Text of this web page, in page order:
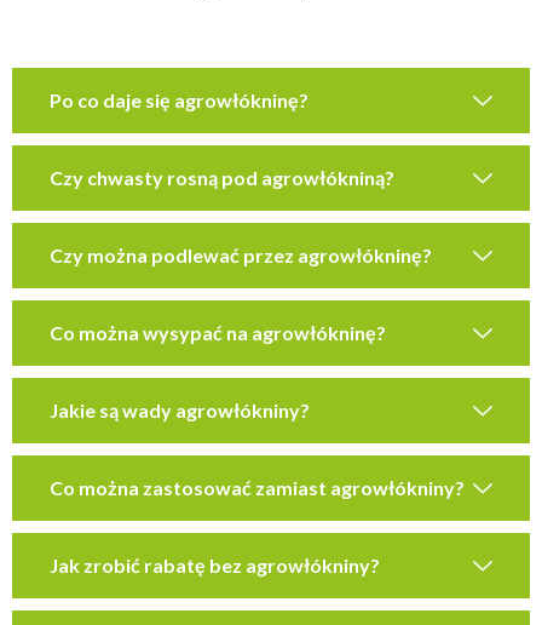
Po co daje się agrowłókninę?
Czy chwasty rosną pod agrowłókniną?
Czy można podlewać przez agrowłókninę?
Co można wysypać na agrowłókninę?
Jakie są wady agrowłókniny?
Co można zastosować zamiast agrowłókniny?
Jak zrobić rabatę bez agrowłókniny?